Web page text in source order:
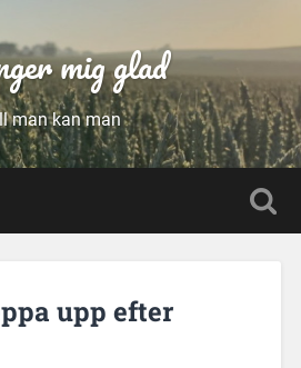
mig glad
man kan man
upp efter